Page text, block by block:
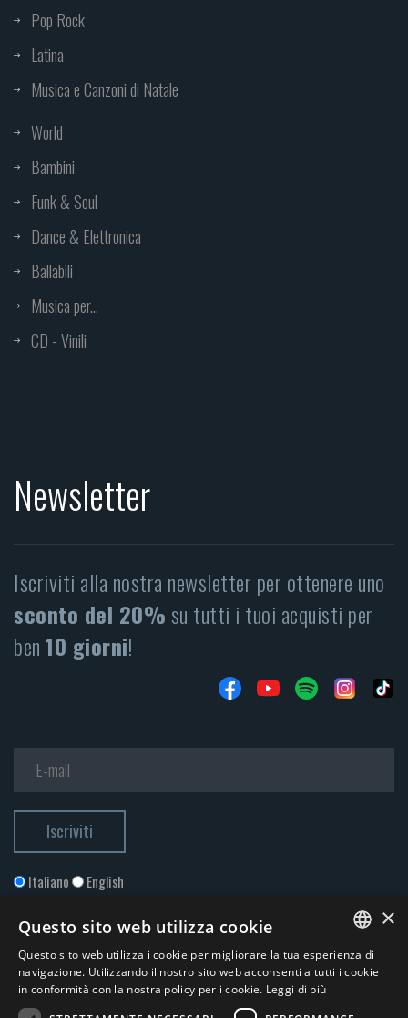
Pop Rock
Latina
Musica e Canzoni di Natale
World
Bambini
Funk & Soul
Dance & Elettronica
Ballabili
Musica per...
CD - Vinili
Newsletter
Iscriviti alla nostra newsletter per ottenere uno
sconto del 20%su tutti i tuoi acquisti per
ben10 giorni!
Italiano English
ITALIAN
×
Questo sito web utilizza cookie
Questo sito web utilizza i cookie per migliorare la tua esperienza di
navigazione. Utilizzando il nostro sito web acconsenti a tutti i cookie
in conformità con la nostra policy per i cookie. Leggi di più